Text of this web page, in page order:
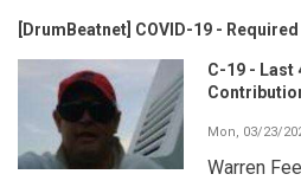
[DrumBeatnet] COVID-19 -
C-19 - Last
Mon, 03/23/
Warren